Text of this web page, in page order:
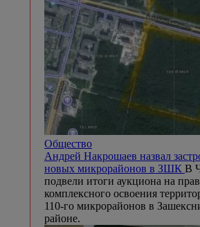
Общество
Андрей Накрошаев назвал
новых микрорайонов в ЗШК В
подвели итоги аукциона на
комплексного освоения
110-го микрорайонов в
районе.